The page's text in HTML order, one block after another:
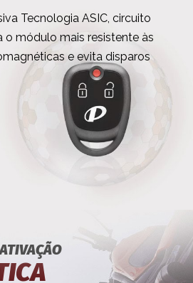
Tecnologia ASIC, circuito
o módulo mais resistente às
e evita disparos